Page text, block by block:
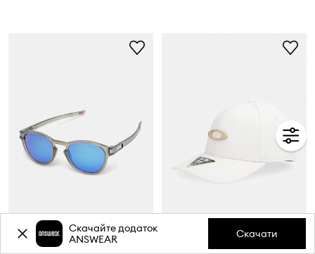
-15% з кодом WEB*
Ще -10% з кодом WEB*
Скачайте додаток
ANSWEAR
Скачати